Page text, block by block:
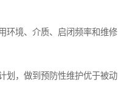
环境、介质、启闭频率和维修
划，做到预防性维护优于被动